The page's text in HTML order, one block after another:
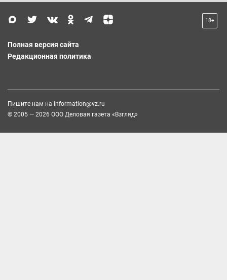
18+
Полная версия сайта
Редакционная политика
Пишите нам на information@vz.ru
© 2005 — 2026 ООО Деловая газета «Взгляд»